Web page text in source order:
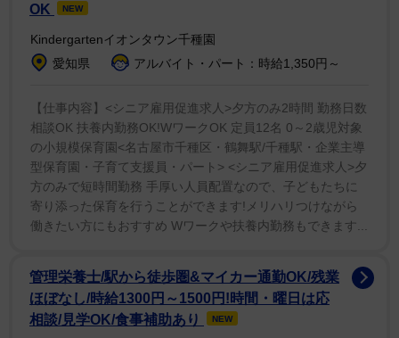
レシピは会社の後輩に教わったという。その通りに作
っているはずだし、火にかければ野菜から水分が出る。
分で足りる？」「焦げない？」と不安にならざるをえな
い。とはいえ、やるしかないのでこのまま火にかけた。
弱火で煮ること40分程度。「完成品です」と公開した
鍋の中を見ると、なんと意外！しっかりとカレーが完成
している。水分量もしっかりある。肝心の味も「トマト
味しかったです」とぎゅっと詰まった旨味に舌鼓を打っ
た。
OK
NEW
Kindergartenイオンタウン千種園
愛知県
アルバイト・パート：時給1,350円～
【仕事内容】<シニア雇用促進求人>夕方のみ2時間 勤務日数
相談OK 扶養内勤務OK!WワークOK 定員12名 0～2歳児対象
の小規模保育園<名古屋市千種区・鶴舞駅/千種駅・企業主導
型保育園・子育て支援員・パート> <シニア雇用促進求人>夕
方のみで短時間勤務 手厚い人員配置なので、子どもたちに
寄り添った保育を行うことができます!メリハリつけながら
働きたい方にもおすすめ Wワークや扶養内勤務もできます...
管理栄養士/駅から徒歩圏&マイカー通勤OK/残業
ほぼなし/時給1300円～1500円!時間・曜日は応
相談/見学OK/食事補助あり
NEW